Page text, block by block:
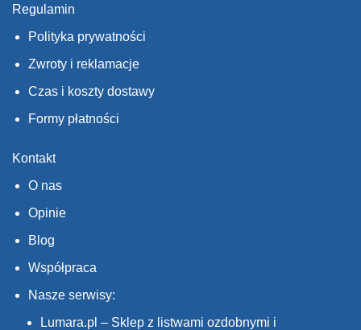
Regulamin
Polityka prywatności
Zwroty i reklamacje
Czas i koszty dostawy
Formy płatności
Kontakt
O nas
Opinie
Blog
Współpraca
Nasze serwisy:
Lumara.pl – Sklep z listwami ozdobnymi i